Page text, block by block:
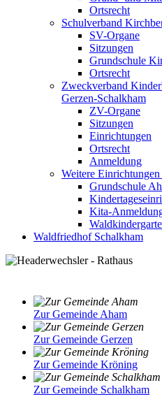
Ortsrecht
Schulverband
SV-Organe
Sitzungen
Grundschule
Ortsrecht
Zweckverband
Gerzen-Schalkham
ZV-Organe
Sitzungen
Einrichtungen
Ortsrecht
Anmeldung
Weitere
Grundschule
Kita-
Waldfriedhof Schalkham
Zur Gemeinde Aham
Zur Gemeinde Gerzen
Zur Gemeinde Kröning
Zur Gemeinde Schalkham